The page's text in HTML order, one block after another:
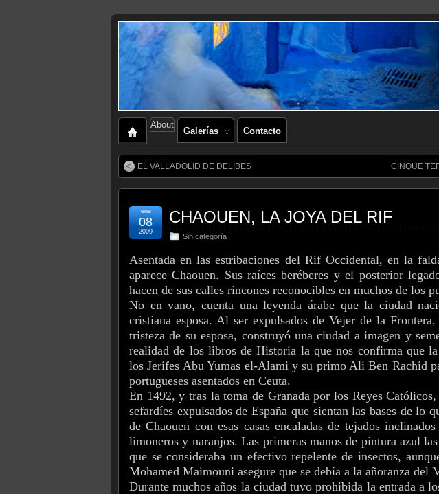
About
Galerías Contacto
EL VALLADOLID DE DELIBES CINQUE
CHAOUEN, LA JOYA DEL RIF
Sin categoría
ene
08
2009
Asentada en las estribaciones del Rif Occidental, en la
aparece Chaouen. Sus raíces beréberes y el posterior
hacen de sus calles rincones reconocibles en muchos de los
No en vano, cuenta una leyenda árabe que la ciudad
cristiana esposa. Al ser expulsados de Vejer de la
tristeza de su esposa, construyó una ciudad a imagen y
realidad de los libros de Historia la que nos confirma que
los Jerifes Abu Yumas el-Alami y su primo Ali Ben Rachid
portugueses asentados en Ceuta.
En 1492, y tras la toma de Granada por los Reyes
sefardíes expulsados de España que sientan las bases de lo
de Chaouen con esas casas encaladas de tejados
limoneros y naranjos. Las primeras manos de pintura azul
que se consideraba un efectivo repelente de insectos,
Mohamed Maimouni asegure que se debía a la añoranza del
Durante muchos años la ciudad tuvo prohibida la entrada a